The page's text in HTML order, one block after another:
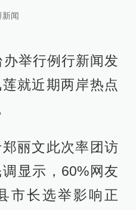
新闻
举行例行新闻发
就近期两岸热点
丽文此次率团访
显示，60%网友
市长选举影响正